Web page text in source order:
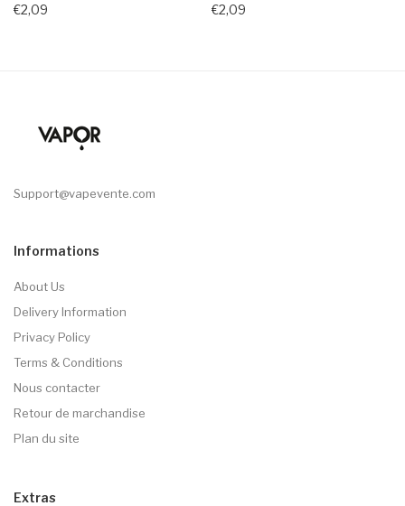
€2,09 €2,09
Support@vapevente.com
Informations
About Us
Delivery Information
Privacy Policy
Terms & Conditions
Nous contacter
Retour de marchandise
Plan du site
Extras